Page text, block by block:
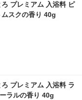
プレミアム 入浴料 ピ
スクの香り 40g
プレミアム 入浴料 ラ
ラルの香り 40g